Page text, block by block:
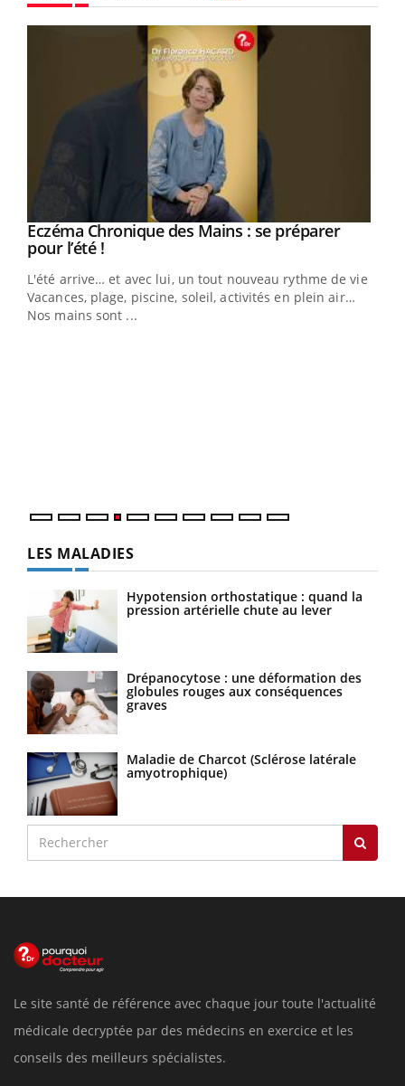
Youtube
Eczéma Chronique des Mains : se préparer
pour l’été !Youtube
L'été arrive… et avec lui, un tout nouveau rythme de vie !
Vacances, plage, piscine, soleil, activités en plein air…
Nos mains sont ...
LES MALADIES
Hypotension orthostatique : quand la
pression artérielle chute au lever
Drépanocytose : une déformation des
globules rouges aux conséquences
graves
Maladie de Charcot (Sclérose latérale
amyotrophique)
Le site santé de référence avec chaque jour toute l'actualité
médicale decryptée par des médecins en exercice et les
conseils des meilleurs spécialistes.